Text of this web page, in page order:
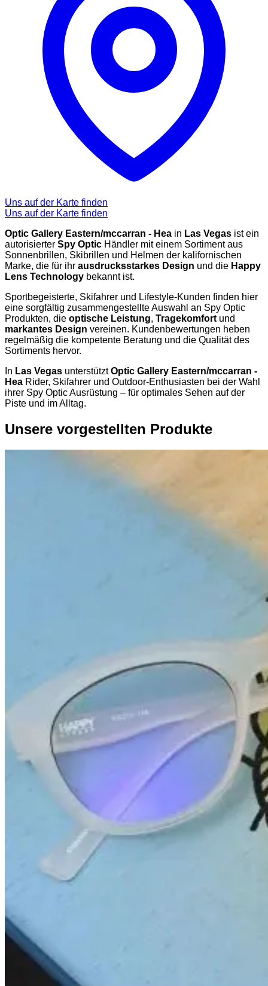
Uns auf der Karte finden
Uns auf der Karte finden
Optic Gallery Eastern/mccarran - Hea in Las Vegas ist ein
autorisierter Spy Optic Händler mit einem Sortiment aus
Sonnenbrillen, Skibrillen und Helmen der kalifornischen
Marke, die für ihr ausdrucksstarkes Design und die Happy
Lens Technology bekannt ist.
Sportbegeisterte, Skifahrer und Lifestyle-Kunden finden hier
eine sorgfältig zusammengestellte Auswahl an Spy Optic
Produkten, die optische Leistung, Tragekomfortund
markantes Design vereinen. Kundenbewertungen heben
regelmäßig die kompetente Beratung und die Qualität des
Sortiments hervor.
In Las Vegas unterstütztOptic Gallery Eastern/mccarran -
Hea Rider, Skifahrer und Outdoor-Enthusiasten bei der Wahl
ihrer Spy Optic Ausrüstung – für optimales Sehen auf der
Piste und im Alltag.
Unsere vorgestellten Produkte